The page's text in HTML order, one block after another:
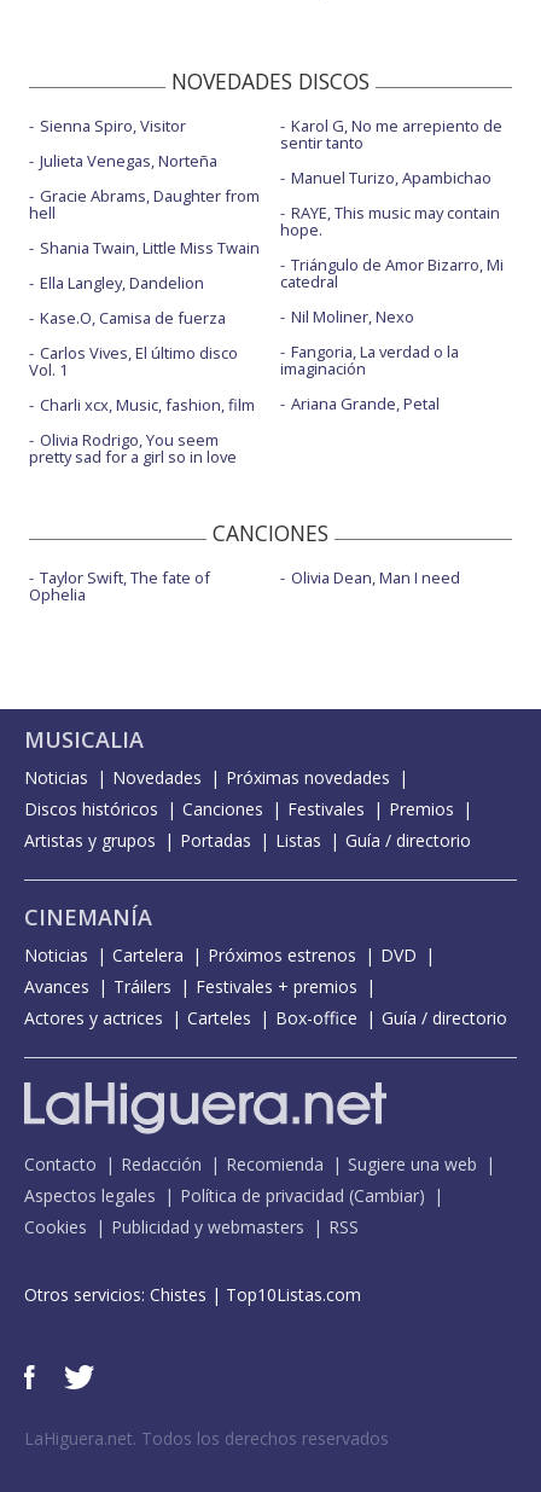
NOVEDADES DISCOS
Sienna Spiro, Visitor
Julieta Venegas, Norteña
Gracie Abrams, Daughter from
hell
Shania Twain, Little Miss Twain
Ella Langley, Dandelion
Kase.O, Camisa de fuerza
Carlos Vives, El último disco
Vol. 1
Charli xcx, Music, fashion, film
Olivia Rodrigo, You seem
pretty sad for a girl so in love
Karol G, No me arrepiento de
sentir tanto
Manuel Turizo, Apambichao
RAYE, This music may contain
hope.
Triángulo de Amor Bizarro, Mi
catedral
Nil Moliner, Nexo
Fangoria, La verdad o la
imaginación
Ariana Grande, Petal
CANCIONES
Taylor Swift, The fate of
Ophelia
Olivia Dean, Man I need
MUSICALIA
Noticias Novedades
Próximas novedades
Discos históricos
Canciones Festivales
Premios
Artistas y grupos
Portadas Listas Guía / directorio
CINEMANÍA
Noticias Cartelera Próximos estrenos
DVD
Avances
Tráilers
Festivales + premios
Actores y actrices
Carteles Box-office Guía / directorio
Contacto Redacción Recomienda
Sugiere una web
Aspectos legales
Política de privacidad (Cambiar)
Cookies
Publicidad y webmasters RSS
Otros servicios: Chistes | Top10Listas.com
LaHiguera.net. Todos los derechos reservados